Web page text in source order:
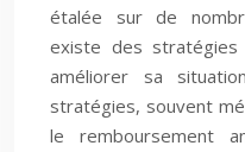
étalée sur de
existe des
améliorer sa
stratégies, souvent
le remboursement